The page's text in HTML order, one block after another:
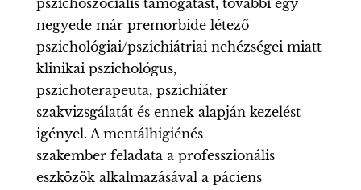
pszichoszociális támogatást, további egy
negyede már premorbide létező
pszichológiai/pszichiátriai nehézségei miatt
klinikai pszichológus,
pszichoterapeuta, pszichiáter
szakvizsgálatát és ennek alapján kezelést
igényel. A mentálhigiénés
szakember feladata a professzionális
eszközök alkalmazásával a páciens